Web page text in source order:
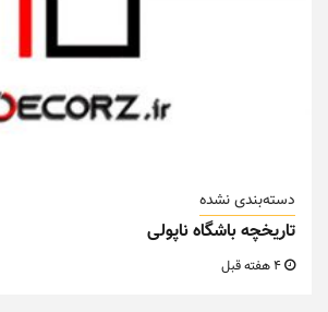
دسته‌بندی نشده
تاریخچه باشگاه ناپولی